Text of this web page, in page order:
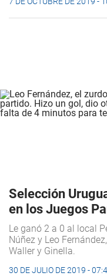
Selección
en los Juegos
Le ganó 2 a 0 al local
Núñez y Leo
Waller y Ginella.
30 DE JULIO DE 2019 -